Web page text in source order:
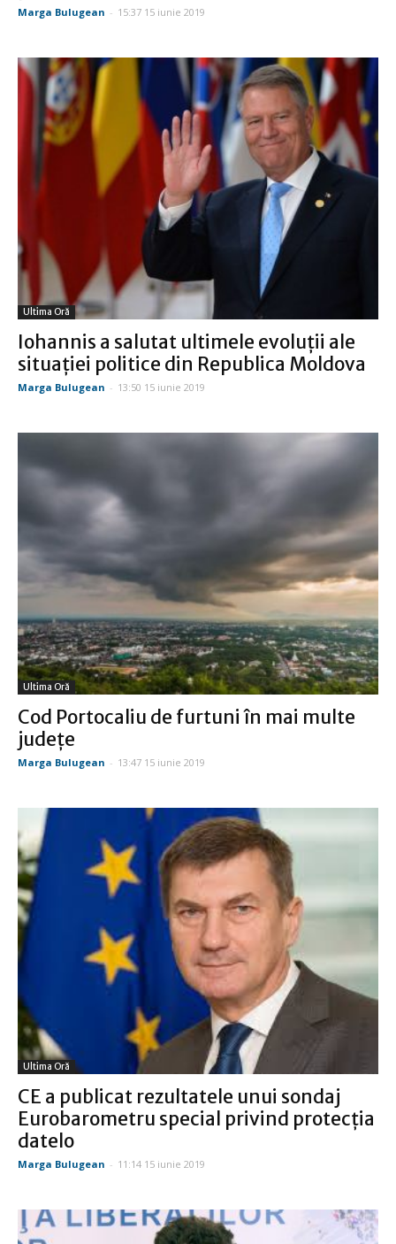
Marga Bulugean - 15:37 15 iunie 2019
Ultima Oră
Iohannis a salutat ultimele evoluţii ale
situaţiei politice din Republica Moldova
Marga Bulugean - 13:50 15 iunie 2019
Ultima Oră
Cod Portocaliu de furtuni în mai multe
judeţe
Marga Bulugean - 13:47 15 iunie 2019
Ultima Oră
CE a publicat rezultatele unui sondaj
Eurobarometru special privind protecția
datelo
Marga Bulugean - 11:14 15 iunie 2019